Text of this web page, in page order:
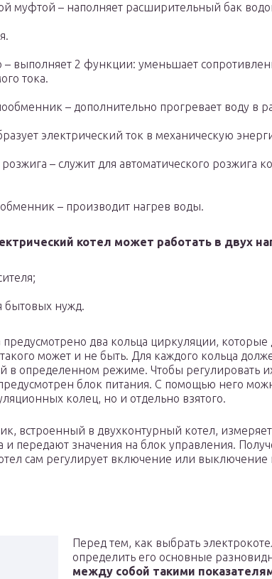
муфтой – наполняет расширительный бак
выполняет 2 функции: уменьшает
тока.
– дополнительно прогревает воду в
электрический ток в механическую
– служит для автоматического розжига
– производит нагрев воды.
котел может работать в двух
бытовых нужд.
предусмотрено два кольца циркуляции, которые
может и не быть. Для каждого кольца
в определенном режиме. Чтобы регулировать
блок питания. С помощью него
колец, но и отдельно взятого.
встроенный в двухконтурный котел,
и передают значения на блок управления.
сам регулирует включение или выключение
Перед тем, как выбрать
определить его основные
между собой такими